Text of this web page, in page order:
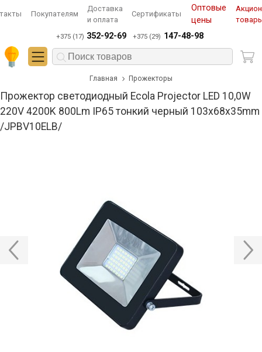
Покупателям
Доставка
и оплата
Сертификаты
Оптовые
цены
+375 (17) 352-92-69 +375 (29) 147-48-98
Главная Прожекторы
Прожектор светодиодный Ecola Projector LED 10,0W
220V 4200K 800Lm IP65 тонкий черный 103x68x35mm
/JPBV10ELB/